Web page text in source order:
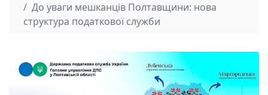
До уваги мешканців Полтавщини: нова
структура податкової служби